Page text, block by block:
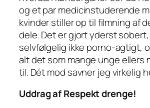
og et par medicinstuderende
kvinder stiller op til filmning af
dele. Det er gjort yderst
selvfølgelig ikke porno-agtigt,
alt det som mange unge ellers
til. Dét mod savner jeg virkelig
Uddrag af Respekt drenge!